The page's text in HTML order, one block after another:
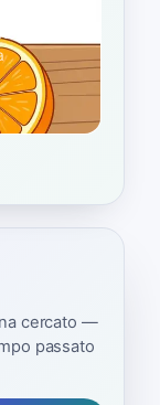
di frutta
per
cercato —
passato